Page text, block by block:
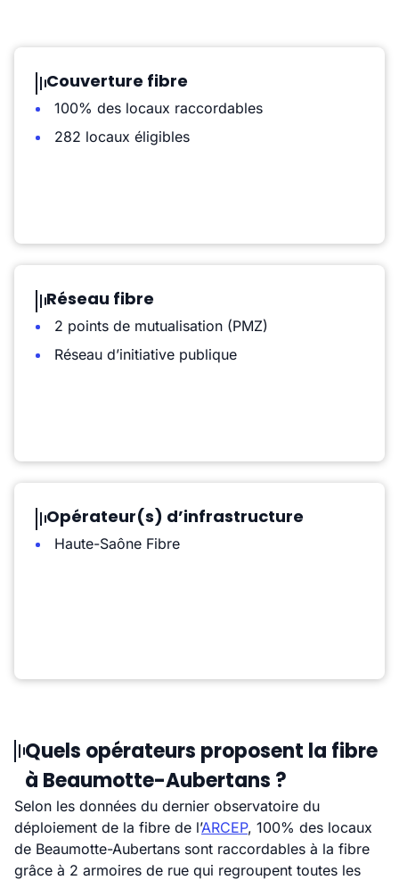
Couverture fibre
100% des locaux raccordables
282 locaux éligibles
Réseau fibre
2 points de mutualisation (PMZ)
Réseau d’initiative publique
Opérateur(s) d’infrastructure
Haute-Saône Fibre
Quels opérateurs proposent la fibre
à Beaumotte-Aubertans ?
Selon les données du dernier observatoire du
déploiement de la fibre de l’ARCEP, 100% des locaux
de Beaumotte-Aubertans sont raccordables à la fibre
grâce à 2 armoires de rue qui regroupent toutes les